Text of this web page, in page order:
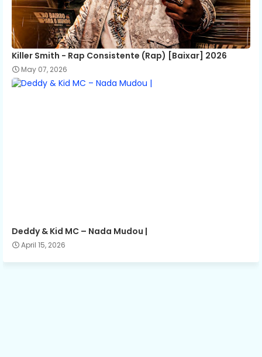
Killer Smith - Rap Consistente (Rap) [Baixar] 2026
May 07, 2026
Deddy & Kid MC – Nada Mudou |
April 15, 2026